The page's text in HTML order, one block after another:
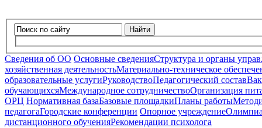
Найти
Сведения об ОО Основные сведенияСтруктура и органы
хозяйственная деятельностьМатериально-техническое
образовательные услугиРуководствоПедагогический состав
обучающихсяМеждународное сотрудничествоОрганизация
ОРЦ Нормативная базаБазовые площадкиПланы работы
педагогаГородские конференции Опорное учреждение
дистанционного обученияРекомендации психолога